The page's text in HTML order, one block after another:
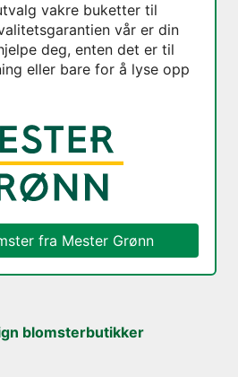
vakre buketter til
vår er din
deg, enten det er til
eller bare for å lyse opp
fra Mester Grønn
blomsterbutikker